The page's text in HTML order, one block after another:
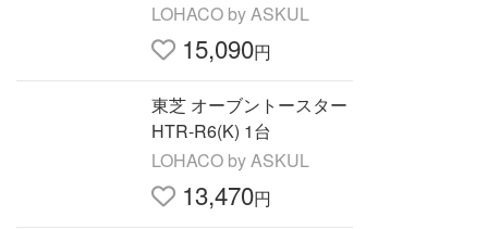
LOHACO by ASKUL
15,090円
東芝 オーブントースター
HTR-R6(K) 1台
LOHACO by ASKUL
13,470円